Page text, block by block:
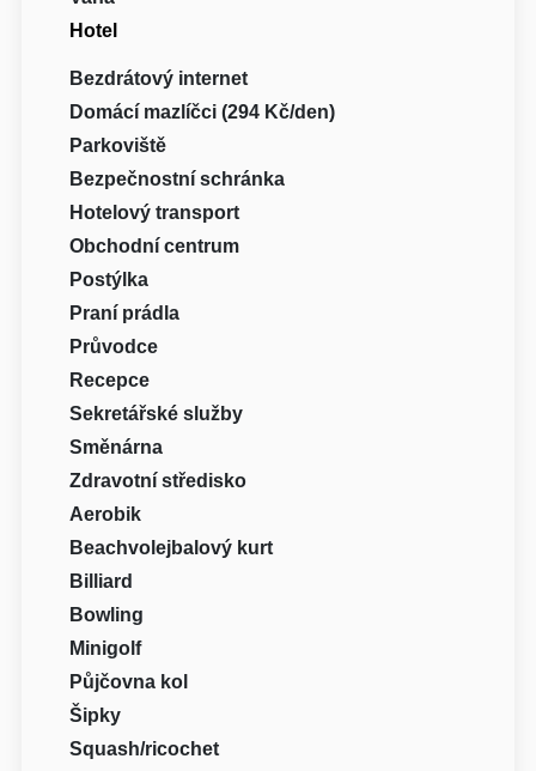
Hotel
Bezdrátový internet
Domácí mazlíčci (294 Kč/den)
Parkoviště
Bezpečnostní schránka
Hotelový transport
Obchodní centrum
Postýlka
Praní prádla
Průvodce
Recepce
Sekretářské služby
Směnárna
Zdravotní středisko
Aerobik
Beachvolejbalový kurt
Billiard
Bowling
Minigolf
Půjčovna kol
Šipky
Squash/ricochet